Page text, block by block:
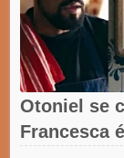
Otoniel se
Francesca